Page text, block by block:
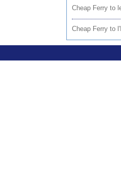
Cheap Ferry to
Cheap Ferry to